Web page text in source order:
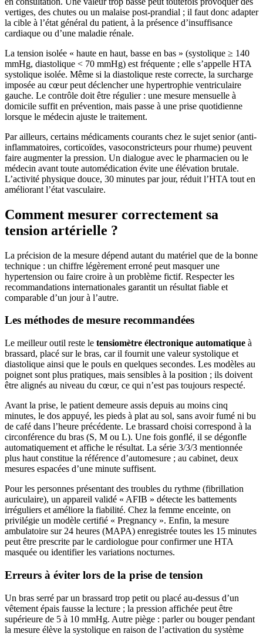
vertiges, des chutes ou un malaise post-prandial ; il faut donc adapter
la cible à l’état général du patient, à la présence d’insuffisance
cardiaque ou d’une maladie rénale.
La tension isolée « haute en haut, basse en bas » (systolique ≥ 140
mmHg, diastolique < 70 mmHg) est fréquente ; elle s’appelle HTA
systolique isolée. Même si la diastolique reste correcte, la surcharge
imposée au cœur peut déclencher une hypertrophie ventriculaire
gauche. Le contrôle doit être régulier : une mesure mensuelle à
domicile suffit en prévention, mais passe à une prise quotidienne
lorsque le médecin ajuste le traitement.
Par ailleurs, certains médicaments courants chez le sujet senior (anti-
inflammatoires, corticoïdes, vasoconstricteurs pour rhume) peuvent
faire augmenter la pression. Un dialogue avec le pharmacien ou le
médecin avant toute automédication évite une élévation brutale.
L’activité physique douce, 30 minutes par jour, réduit l’HTA tout en
améliorant l’état vasculaire.
Comment mesurer correctement sa
tension artérielle ?
La précision de la mesure dépend autant du matériel que de la bonne
technique : un chiffre légèrement erroné peut masquer une
hypertension ou faire croire à un problème fictif. Respecter les
recommandations internationales garantit un résultat fiable et
comparable d’un jour à l’autre.
Les méthodes de mesure recommandées
Le meilleur outil reste le tensiomètre électronique automatique à
brassard, placé sur le bras, car il fournit une valeur systolique et
diastolique ainsi que le pouls en quelques secondes. Les modèles au
poignet sont plus pratiques, mais sensibles à la position ; ils doivent
être alignés au niveau du cœur, ce qui n’est pas toujours respecté.
Avant la prise, le patient demeure assis depuis au moins cinq
minutes, le dos appuyé, les pieds à plat au sol, sans avoir fumé ni bu
de café dans l’heure précédente. Le brassard choisi correspond à la
circonférence du bras (S, M ou L). Une fois gonflé, il se dégonfle
automatiquement et affiche le résultat. La série 3/3/3 mentionnée
plus haut constitue la référence d’automesure ; au cabinet, deux
mesures espacées d’une minute suffisent.
Pour les personnes présentant des troubles du rythme (fibrillation
auriculaire), un appareil validé « AFIB » détecte les battements
irréguliers et améliore la fiabilité. Chez la femme enceinte, on
privilégie un modèle certifié « Pregnancy ». Enfin, la mesure
ambulatoire sur 24 heures (MAPA) enregistrée toutes les 15 minutes
peut être prescrite par le cardiologue pour confirmer une HTA
masquée ou identifier les variations nocturnes.
Erreurs à éviter lors de la prise de tension
Un bras serré par un brassard trop petit ou placé au-dessus d’un
vêtement épais fausse la lecture ; la pression affichée peut être
supérieure de 5 à 10 mmHg. Autre piège : parler ou bouger pendant
la mesure élève la systolique en raison de l’activation du système